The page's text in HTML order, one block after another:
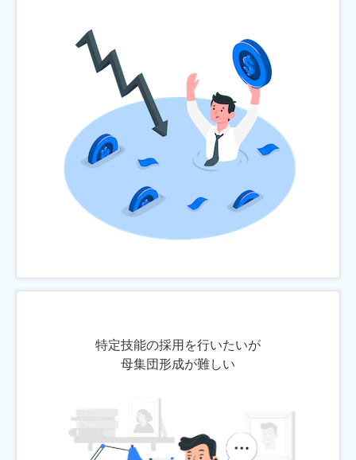
特定技能の採用を行いたいが
母集団形成が難しい